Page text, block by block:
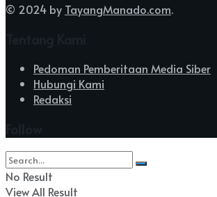
© 2024 by TayangManado.com.
Pedoman Pemberitaan Media Siber
Hubungi Kami
Redaksi
No Result
View All Result